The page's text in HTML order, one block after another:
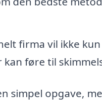
firma vil ikke
føre til
simpel opgave,